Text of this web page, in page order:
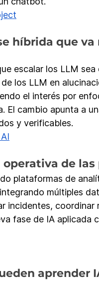
híbrida que va
escalar los LLM
los LLM en
el interés por
El cambio apunta a
y verificables.
de
plataformas de
múltiples
incidentes, coordinar
fase de IA aplicada
aprender